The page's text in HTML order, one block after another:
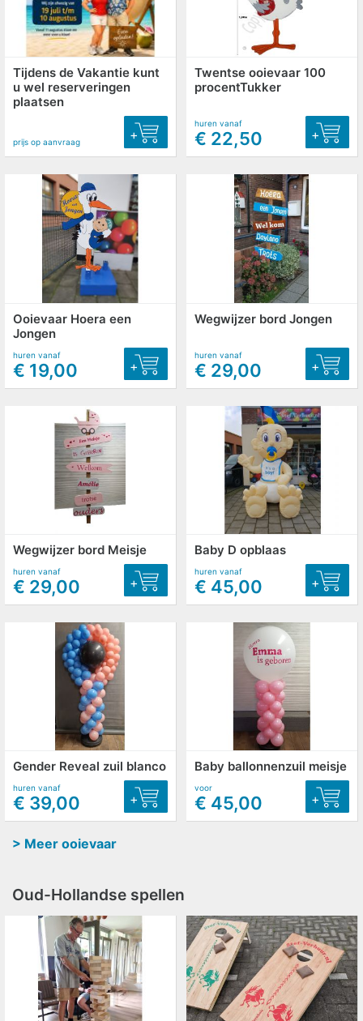
Tijdens de Vakantie kunt
u wel reserveringen
plaatsen
prijs op aanvraag +
Twentse ooievaar 100
procentTukker
huren vanaf
€ 22,50 +
Ooievaar Hoera een
Jongen
huren vanaf
€ 19,00 +
Wegwijzer bord Jongen
huren vanaf
€ 29,00 +
Wegwijzer bord Meisje
huren vanaf
€ 29,00 +
Baby D opblaas
huren vanaf
€ 45,00 +
Gender Reveal zuil blanco
huren vanaf
€ 39,00 +
Baby ballonnenzuil meisje
voor
€ 45,00 +
> Meer ooievaar
Oud-Hollandse spellen